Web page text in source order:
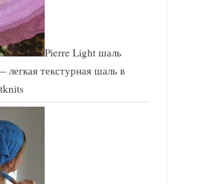
Pierre Light шаль
текстурная шаль в